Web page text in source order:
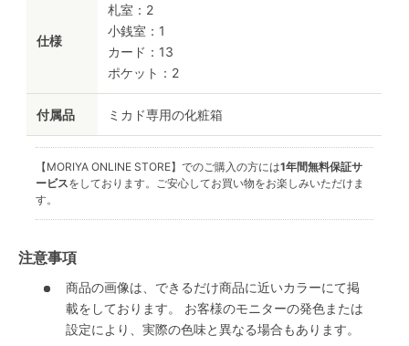
仕様
札室：2
小銭室：1
カード：13
ポケット：2
付属品 ミカド専用の化粧箱
【MORIYA ONLINE STORE】でのご購入の方には1年間無料保証サ
ービスをしております。ご安心してお買い物をお楽しみいただけま
す。
注意事項
商品の画像は、できるだけ商品に近いカラーにて掲
載をしております。 お客様のモニターの発色または
設定により、実際の色味と異なる場合もあります。